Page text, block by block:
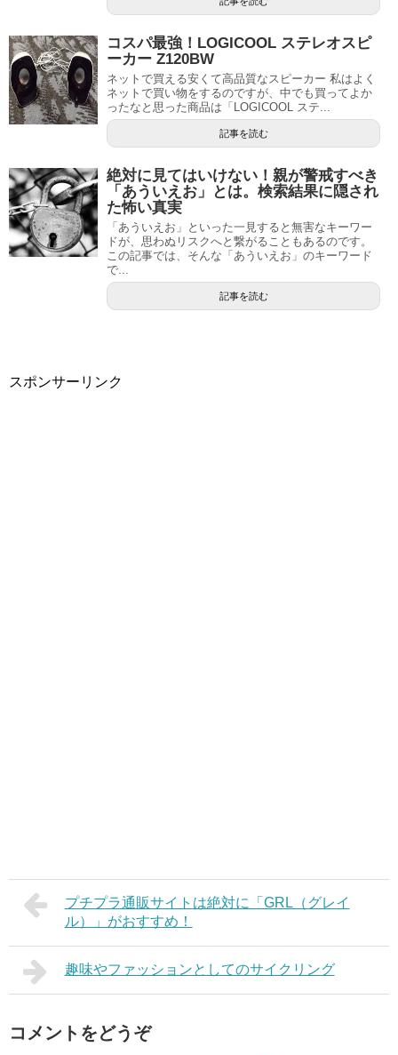
コスパ最強！LOGICOOL ステレオスピ
ーカー Z120BW
ネットで買える安くて高品質なスピーカー 私はよく
ネットで買い物をするのですが、中でも買ってよか
ったなと思った商品は「LOGICOOL ステ...
記事を読む
絶対に見てはいけない！親が警戒すべき
「あういえお」とは。検索結果に隠され
た怖い真実
「あういえお」といった一見すると無害なキーワー
ドが、思わぬリスクへと繋がることもあるのです。
この記事では、そんな「あういえお」のキーワード
で...
記事を読む
スポンサーリンク
プチプラ通販サイトは絶対に「GRL（グレイ
ル）」がおすすめ！
趣味やファッションとしてのサイクリング
コメントをどうぞ